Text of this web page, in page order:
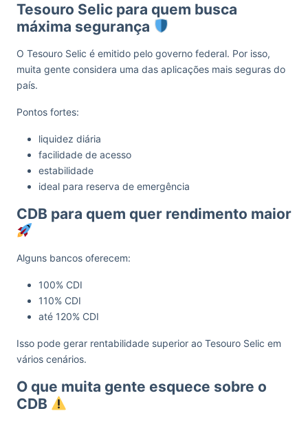
Tesouro Selic para quem busca
máxima segurança
O Tesouro Selic é emitido pelo governo federal. Por isso,
muita gente considera uma das aplicações mais seguras do
país.
Pontos fortes:
liquidez diária
facilidade de acesso
estabilidade
ideal para reserva de emergência
CDB para quem quer rendimento maior
Alguns bancos oferecem:
100% CDI
110% CDI
até 120% CDI
Isso pode gerar rentabilidade superior ao Tesouro Selic em
vários cenários.
O que muita gente esquece sobre o
CDB